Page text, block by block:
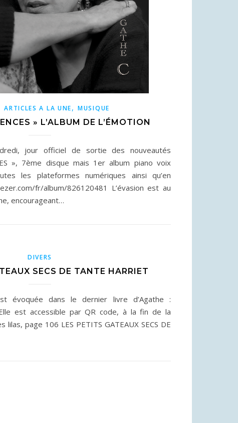
ARTICLES A LA UNE,MUSIQUE
» L’ALBUM DE L’ÉMOTION
jour officiel de sortie des nouveautés
», 7ème disque mais 1er album piano voix
les plateformes numériques ainsi qu’en
fr/album/826120481 L’évasion est au
encourageant…
DIVERS
SECS DE TANTE HARRIET
évoquée dans le dernier livre d’Agathe :
Elle est accessible par QR code, à la fin de la
page 106 LES PETITS GATEAUX SECS DE